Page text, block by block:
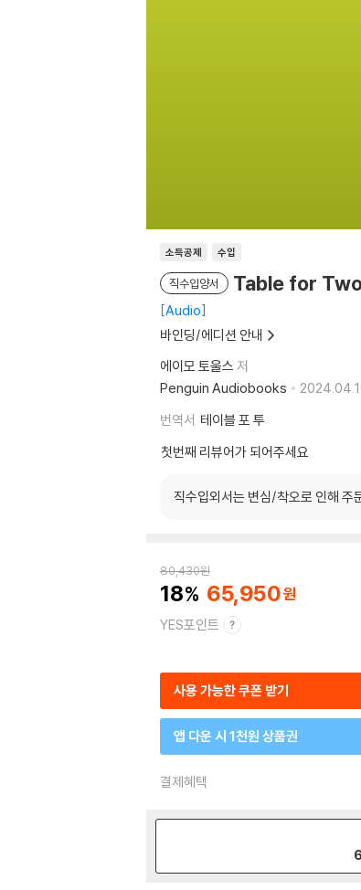
소득공제 수입
직수입양서 Table for
Audio
바인딩/에디션 안내
에이모 토울스 저
Penguin Audiobooks
번역서 테이블 포 투
첫번째 리뷰어가 되어주세요
직수입외서는 변심/착오로 인해 주
80,430원
18 65,950
YES포인트
사용 가능한 쿠폰 받기
앱 다운 시 1천원 상품권
결제혜택